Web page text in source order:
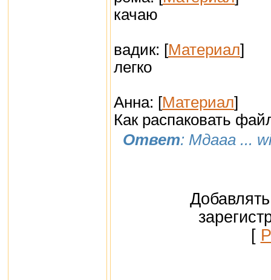
качаю
вадик: [Материал]
легко
Анна: [Материал]
Как распаковать
Ответ: Мдааа ...
[